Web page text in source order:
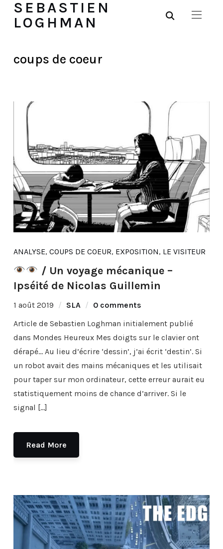
SEBASTIEN
LOGHMAN
coups de coeur
ANALYSE, COUPS DE COEUR, EXPOSITION, LE VISITEUR
/ Un voyage mécanique –
Ipséité de Nicolas Guillemin
1 août 2019 SLA
0 comments
Article de Sebastien Loghman initialement publié
dans Mondes Heureux Mes doigts sur le clavier ont
dérapé… Au lieu d’écrire ‘dessin’, j’ai écrit ‘destin’. Si
un robot avait des mains mécaniques et les utilisait
pour taper sur mon ordinateur, cette erreur aurait eu
statistiquement moins de chance d’arriver. Si le
signal […]
Read More